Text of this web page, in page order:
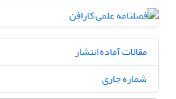
مقالات آماده انتشار
شماره جاری